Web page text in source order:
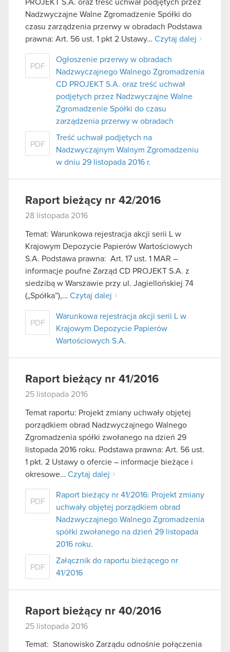
PROJEKT S.A. oraz treść uchwał podjętych przez
Nadzwyczajne Walne Zgromadzenie Spółki do
czasu zarządzenia przerwy w obradach Podstawa
prawna: Art. 56 ust. 1 pkt 2 Ustawy… Czytaj dalej
PDF
Ogłoszenie przerwy w obradach
Nadzwyczajnego Walnego Zgromadzenia
CD PROJEKT S.A. oraz treść uchwał
podjętych przez Nadzwyczajne Walne
Zgromadzenie Spółki do czasu
zarządzenia przerwy w obradach
PDF
Treść uchwał podjętych na
Nadzwyczajnym Walnym Zgromadzeniu
w dniu 29 listopada 2016 r.
Raport bieżący nr 42/2016
28 listopada 2016
Temat: Warunkowa rejestracja akcji serii L w
Krajowym Depozycie Papierów Wartościowych
S.A. Podstawa prawna: Art. 17 ust. 1 MAR –
informacje poufne Zarząd CD PROJEKT S.A. z
siedzibą w Warszawie przy ul. Jagiellońskiej 74
(„Spółka”),… Czytaj dalej
PDF
Warunkowa rejestracja akcji serii L w
Krajowym Depozycie Papierów
Wartościowych S.A.
Raport bieżący nr 41/2016
25 listopada 2016
Temat raportu: Projekt zmiany uchwały objętej
porządkiem obrad Nadzwyczajnego Walnego
Zgromadzenia spółki zwołanego na dzień 29
listopada 2016 roku. Podstawa prawna: Art. 56 ust.
1 pkt. 2 Ustawy o ofercie – informacje bieżące i
okresowe… Czytaj dalej
PDF
Raport bieżący nr 41/2016: Projekt zmiany
uchwały objętej porządkiem obrad
Nadzwyczajnego Walnego Zgromadzenia
spółki zwołanego na dzień 29 listopada
2016 roku.
PDF
Załącznik do raportu bieżącego nr
41/2016
Raport bieżący nr 40/2016
25 listopada 2016
Temat: Stanowisko Zarządu odnośnie połączenia